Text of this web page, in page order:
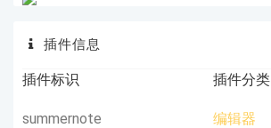
插件信息
插件标识
summernote
插件分类
编辑器